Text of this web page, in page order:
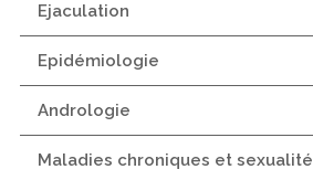
Ejaculation
Epidémiologie
Andrologie
Maladies chroniques et sexualité